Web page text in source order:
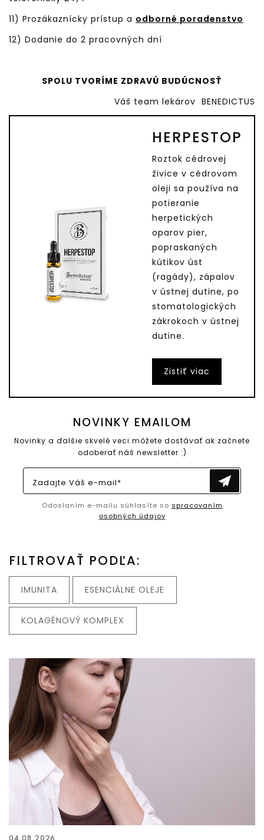
11) Prozákaznícky prístup a odborné poradenstvo
12) Dodanie do 2 pracovných dní
SPOLU TVORÍME ZDRAVÚ BUDÚCNOSŤ
Váš team lekárov BENEDICTUS
HERPESTOP
Roztok cédrovej
živice v cédrovom
oleji sa používa na
potieranie
herpetických
oparov pier,
popraskaných
kútikov úst
(ragády), zápalov
v ústnej dutine, po
stomatologických
zákrokoch v ústnej
dutine.
Zistiť viac
NOVINKY EMAILOM
Novinky a ďalšie skvelé veci môžete dostávať ak začnete
odoberať náš newsletter :)
Zadajte Váš e-mail*
Odoslaním e-mailu súhlasíte so spracovaním
osobných údajov
FILTROVAŤ PODĽA:
IMUNITA ESENCIÁLNE OLEJE
KOLAGÉNOVÝ KOMPLEX
04.08.2026